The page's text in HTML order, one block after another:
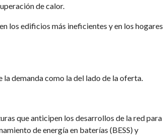
de calor.
los edificios más ineficientes y en los hogares
demanda como la del lado de la oferta.
que anticipen los desarrollos de la red para
de energía en baterías (BESS) y